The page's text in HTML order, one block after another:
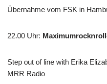
Übernahme vom FSK in
22.00 Uhr:
Step out of line with Erika
MRR Radio